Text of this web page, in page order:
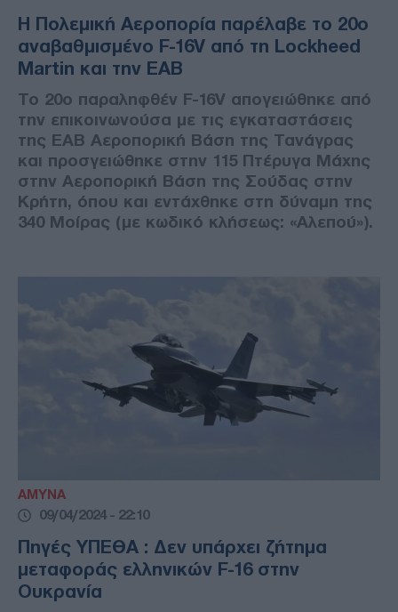
Η Πολεμική Αεροπορία παρέλαβε το 20ο
αναβαθμισμένο F-16V από τη Lockheed
Martin και την ΕΑΒ
Το 20ο παραληφθέν F-16V απογειώθηκε από
την επικοινωνούσα με τις εγκαταστάσεις
της ΕΑΒ Αεροπορική Βάση της Τανάγρας
και προσγειώθηκε στην 115 Πτέρυγα Μάχης
στην Αεροπορική Βάση της Σούδας στην
Κρήτη, όπου και εντάχθηκε στη δύναμη της
340 Μοίρας (με κωδικό κλήσεως: «Αλεπού»).
ΑΜΥΝΑ
09/04/2024 - 22:10
Πηγές ΥΠΕΘΑ : Δεν υπάρχει ζήτημα
μεταφοράς ελληνικών F-16 στην
Ουκρανία